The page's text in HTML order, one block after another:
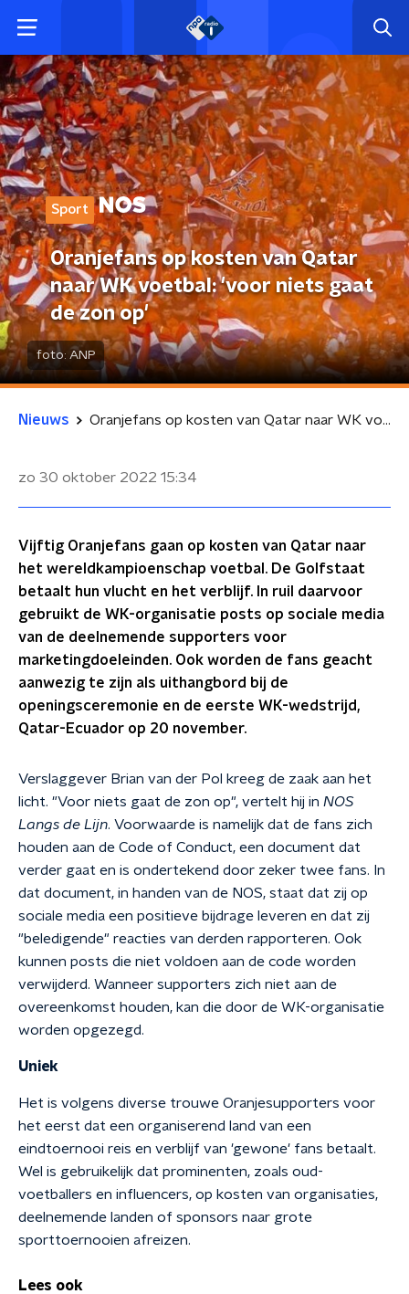
Sport
Oranjefans op kosten van Qatar
naar WK voetbal: 'voor niets gaat
de zon op'
foto: ANP
Nieuws Oranjefans op kosten van Qatar naar WK voetbal: 'voor niets gaat de zon op'
zo 30 oktober 2022 15:34
Vijftig Oranjefans gaan op kosten van Qatar naar
het wereldkampioenschap voetbal. De Golfstaat
betaalt hun vlucht en het verblijf. In ruil daarvoor
gebruikt de WK-organisatie posts op sociale media
van de deelnemende supporters voor
marketingdoeleinden. Ook worden de fans geacht
aanwezig te zijn als uithangbord bij de
openingsceremonie en de eerste WK-wedstrijd,
Qatar-Ecuador op 20 november.
Verslaggever Brian van der Pol kreeg de zaak aan het
licht. "Voor niets gaat de zon op", vertelt hij in NOS
Langs de Lijn. Voorwaarde is namelijk dat de fans zich
houden aan de Code of Conduct, een document dat
verder gaat en is ondertekend door zeker twee fans. In
dat document, in handen van de NOS, staat dat zij op
sociale media een positieve bijdrage leveren en dat zij
"beledigende" reacties van derden rapporteren. Ook
kunnen posts die niet voldoen aan de code worden
verwijderd. Wanneer supporters zich niet aan de
overeenkomst houden, kan die door de WK-organisatie
worden opgezegd.
Uniek
Het is volgens diverse trouwe Oranjesupporters voor
het eerst dat een organiserend land van een
eindtoernooi reis en verblijf van 'gewone' fans betaalt.
Wel is gebruikelijk dat prominenten, zoals oud-
voetballers en influencers, op kosten van organisaties,
deelnemende landen of sponsors naar grote
sporttoernooien afreizen.
Lees ook